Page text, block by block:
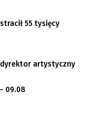
55 tysięcy
dyrektor artystyczny
09.08